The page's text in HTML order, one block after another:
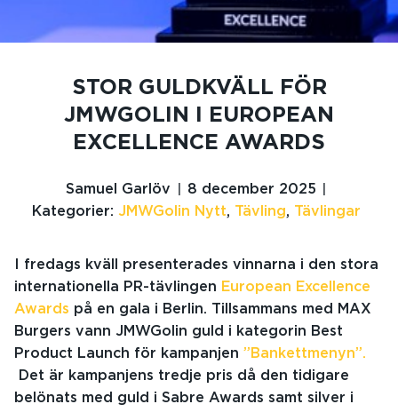
STOR GULDKVÄLL FÖR
JMWGOLIN I EUROPEAN
EXCELLENCE AWARDS
Samuel Garlöv
8 december 2025
Kategorier: JMWGolin Nytt, Tävling, Tävlingar
I fredags kväll presenterades vinnarna i den stora
internationella PR-tävlingen European Excellence
Awards på en gala i Berlin. Tillsammans med MAX
Burgers vann JMWGolin guld i kategorin Best
Product Launch för kampanjen ”Bankettmenyn”.
Det är kampanjens tredje pris då den tidigare
belönats med guld i Sabre Awards samt silver i